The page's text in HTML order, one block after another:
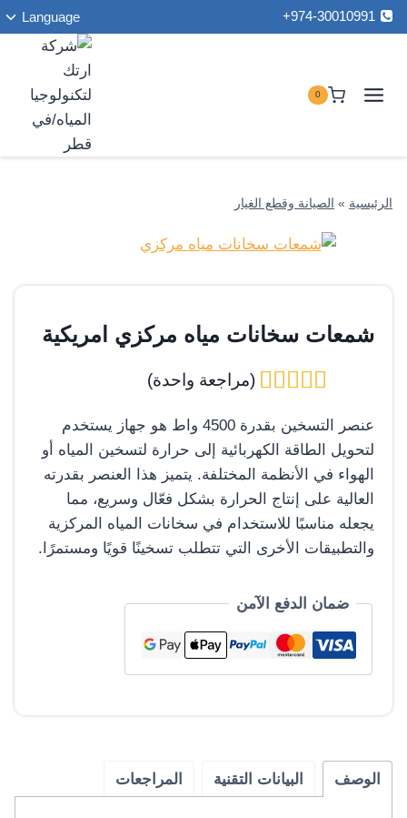
التجاوز
إلى
974-30010991+
Language
0
الرئيسية » الصيانة وقطع الغيار
شمعات سخانات مياه مركزي امريكية
تم التقييم بـ
5.00
من 5
بناءً على
تقييم عميل
واحد
(مراجعة واحدة)
عنصر التسخين بقدرة 4500 واط هو جهاز يستخدم
لتحويل الطاقة الكهربائية إلى حرارة لتسخين المياه أو
الهواء في الأنظمة المختلفة. يتميز هذا العنصر بقدرته
العالية على إنتاج الحرارة بشكل فعّال وسريع، مما
يجعله مناسبًا للاستخدام في سخانات المياه المركزية
والتطبيقات الأخرى التي تتطلب تسخينًا قويًا ومستمرًا.
ضمان الدفع الآمن
الوصف البيانات التقنية المراجعات